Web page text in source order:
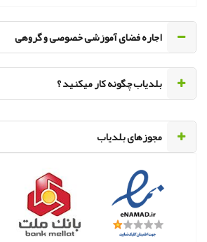
اجاره فضای آموزشی خصوصی و گروهی
‌بلدیاب چگونه کار میکنید ؟
مجوزهای بلدیاب